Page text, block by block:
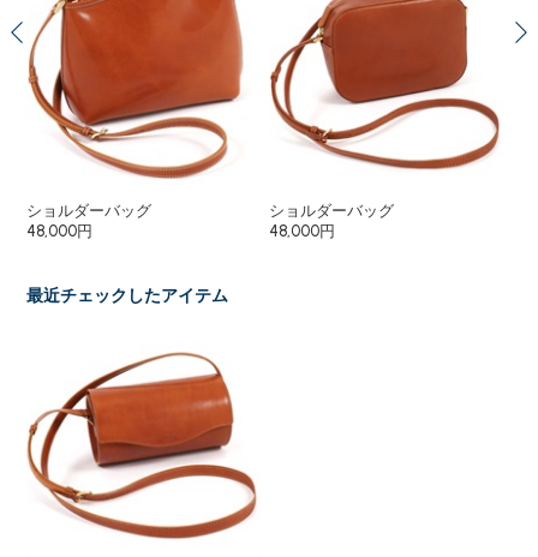
ショルダーバッグ
48,000円
ショルダーバッグ
48,000円
最近チェックしたアイテム